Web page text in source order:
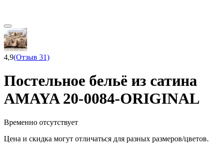
4,9(Отзыв 31)
Постельное бельё из сатина
AMAYA 20-0084-ORIGINAL
Временно отсутствует
Цена и скидка могут отличаться для разных размеров/цветов.